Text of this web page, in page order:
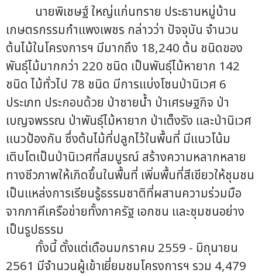
นายพิเชษฐ์ ใหญ่แก่นทราย ประธานหมู่บ้าน
เกษตรกรรมกำแพงเพชร กล่าวว่า ปัจจุบัน จำนวน
ต้นไม้ในโครงการฯ มีมากถึง 18,240 ต้น ชนิดของ
พันธุ์ไม้มากกว่า 220 ชนิด เป็นพันธุ์ไม้หายาก 142
ชนิด ไม้ทั่วไป 78 ชนิด มีการแบ่งโซนป่านิเวศ 6
ประเภท ประกอบด้วย ป่าชายน้ำ ป่าเศรษฐกิจ ป่า
เบญจพรรณ ป่าพันธุ์ไม้หายาก ป่าเต็งรัง และป่านิเวศ
แนวป้องกัน ซึ่งต้นไม้ที่ปลูกไว้ในพื้นที่ มีแนวโน้ม
เติบโตเป็นป่านิเวศที่สมบูรณ์ สร้างความหลากหลาย
ทางชีวภาพให้เกิดขึ้นในพื้นที่ เพิ่มพื้นที่สีเขียวให้ชุมชน
เป็นแหล่งการเรียนรู้ธรรมชาติที่ผสานความร่วมมือ
จากภาคีเครือข่ายทั้งภาครัฐ เอกชน และชุมชนอย่าง
เป็นรูปธรรม
ทั้งนี้ ตั้งแต่เดือนมกราคม 2559 - มิถุนายน
2561 มีจำนวนผู้เข้าเยี่ยมชมโครงการฯ รวม 4,479